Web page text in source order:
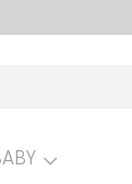
com email